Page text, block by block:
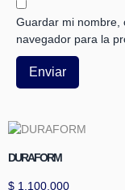
Guardar mi nombre,
navegador para la
DURAFORM
$ 1.100.000